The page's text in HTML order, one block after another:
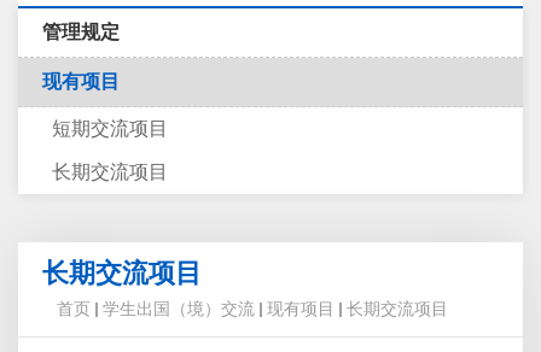
管理规定
现有项目
短期交流项目
长期交流项目
长期交流项目
首页 学生出国（境）交流 现有项目 长期交流项目